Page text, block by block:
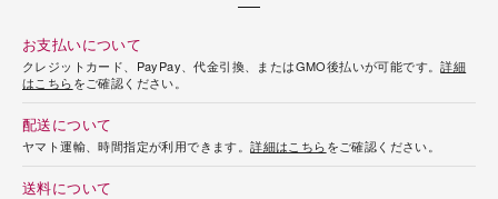
お支払いについて
クレジットカード、PayPay、代金引換、またはGMO後払いが可能です。詳細
はこちらをご確認ください。
配送について
ヤマト運輸、時間指定が利用できます。詳細はこちらをご確認ください。
送料について